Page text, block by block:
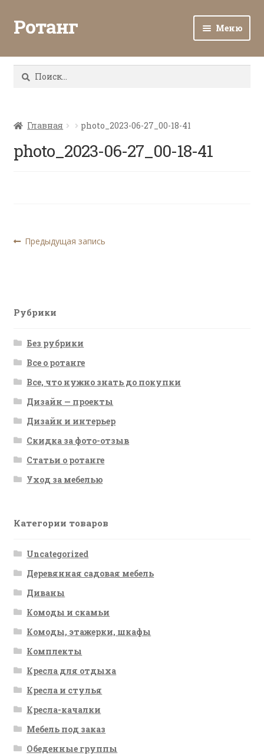
Ротанг Меню
Каталог
Все о ротанге
Найти:
Главная photo_2023-06-27_00-18-41
photo_2023-06-27_00-18-41
Навигация
Предыдущая
Предыдущая запись
Рубрики
Без рубрики
Все о ротанге
Все, что нужно знать до покупки
Дизайн — проекты
Дизайн и интерьер
Скидка за фото-отзыв
Статьи о ротанге
Уход за мебелью
Категории товаров
Uncategorized
Деревянная садовая мебель
Диваны
Комоды и скамьи
Комоды, этажерки, шкафы
Комплекты
Кресла для отдыха
Кресла и стулья
Кресла-качалки
Мебель под заказ
Обеденные группы